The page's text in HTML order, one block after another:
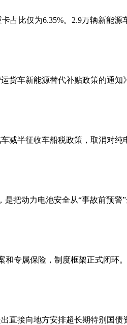
占比仅为6.35%。2.9万辆新能
货车新能源替代补贴政策的通
减半征收车船税政策，取消对
把动力电池安全从“事故前预警
和专属保险，制度框架正式闭环
直接向地方安排超长期特别国